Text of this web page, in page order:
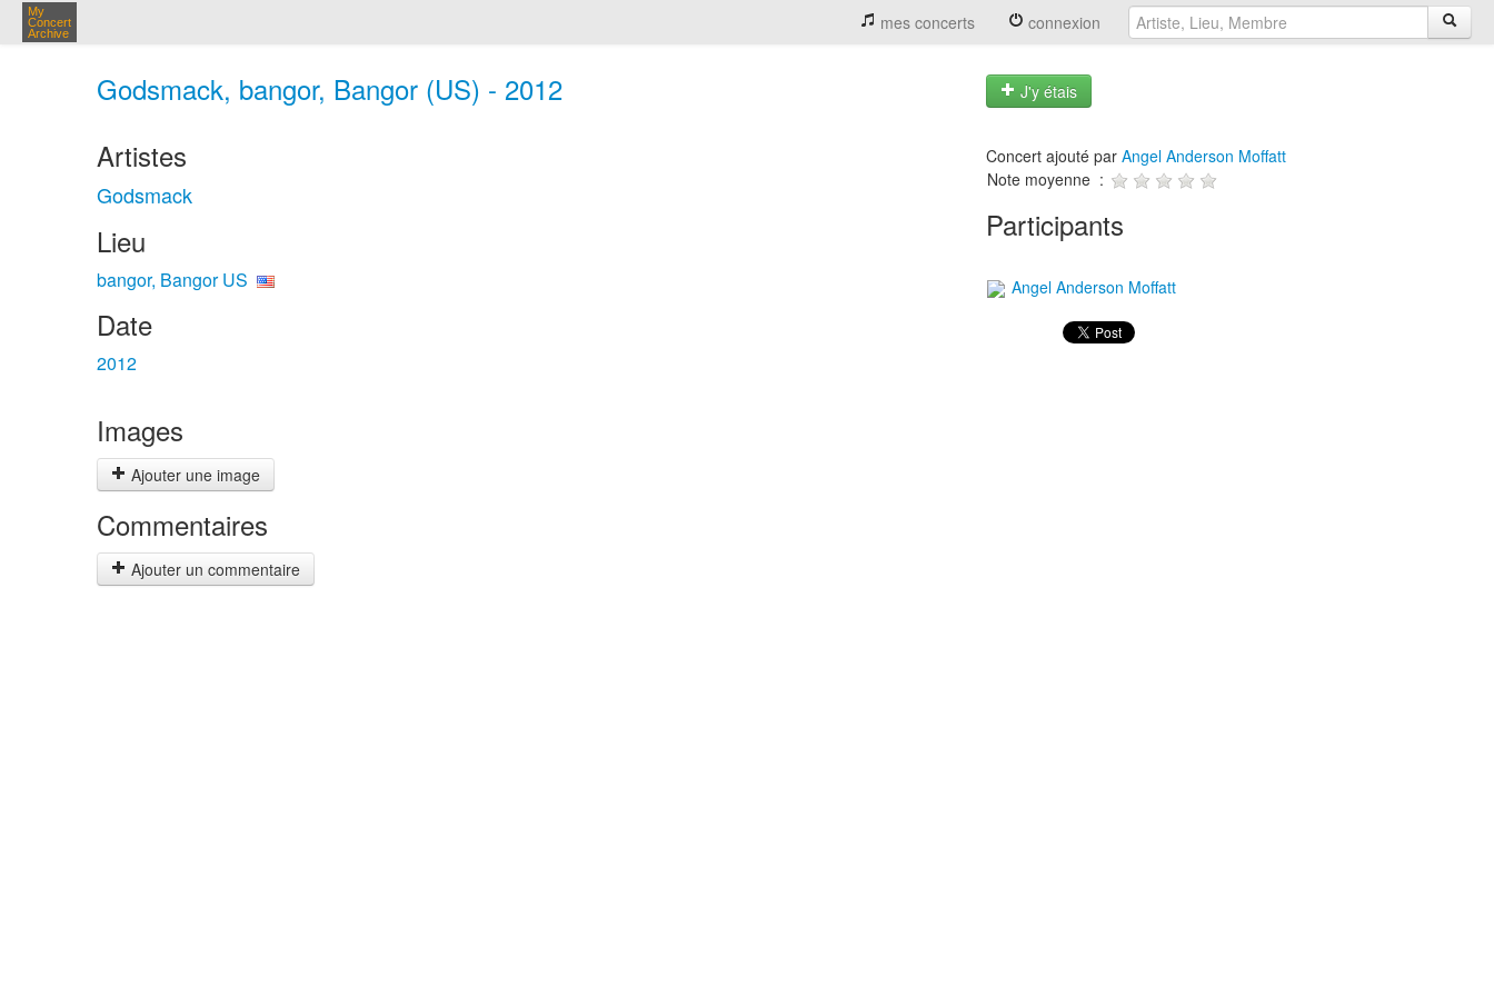
My
Concert
Archive
mes concerts connexion
Godsmack, bangor, Bangor (US) - 2012 J'y étais
Artistes
Godsmack
Lieu
bangor, Bangor US
Date
2012
Images
Ajouter une image
Commentaires
Ajouter un commentaire
Concert ajouté par Angel Anderson Moffatt
Note moyenne :
Participants
Angel Anderson Moffatt